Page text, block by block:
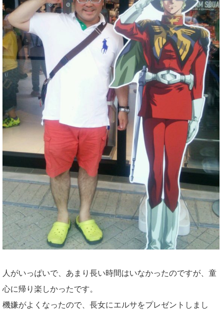
人がいっぱいで、あまり長い時間はいなかったのですが、童
心に帰り楽しかったです。
機嫌がよくなったので、長女にエルサをプレゼントしまし